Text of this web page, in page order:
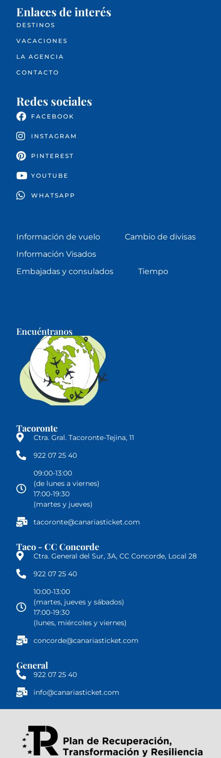
Enlaces de interés
DESTINOS
VACACIONES
LA AGENCIA
CONTACTO
Redes sociales
FACEBOOK
INSTAGRAM
PINTEREST
YOUTUBE
WHATSAPP
Información de vuelo
Cambio de divisas
Información Visados
Embajadas y consulados
Tiempo
Encuéntranos
Tacoronte
Ctra. Gral. Tacoronte-Tejina, 11
922 07 25 40
09:00-13:00
(de lunes a viernes)
17:00-19:30
(martes y jueves)
tacoronte@canariasticket.com
Taco - CC Concorde
Ctra. General del Sur, 3A, CC Concorde, Local 28
922 07 25 40
10:00-13:00
(martes, jueves y sábados)
17:00-19:30
(lunes, miércoles y viernes)
concorde@canariasticket.com
General
922 07 25 40
info@canariasticket.com